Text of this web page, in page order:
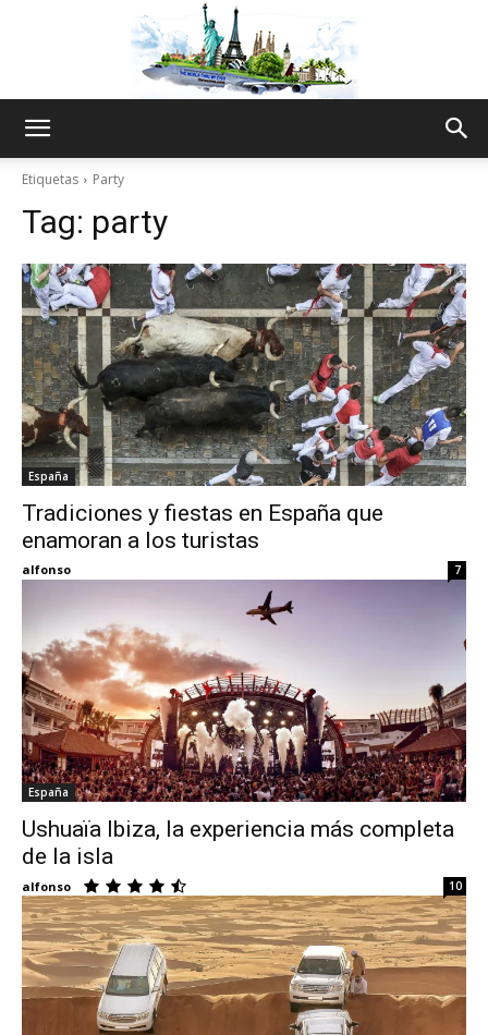
Thru
My
Eyes
Etiquetas Party
Tag: party
España
Tradiciones y fiestas en España que
enamoran a los turistas
alfonso 7
España
Ushuaïa Ibiza, la experiencia más completa
de la isla
alfonso 10